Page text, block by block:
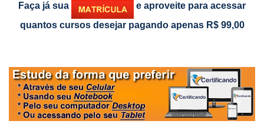
Faça já sua
e aproveite para acessar
quantos cursos desejar pagando apenas R$ 99,00